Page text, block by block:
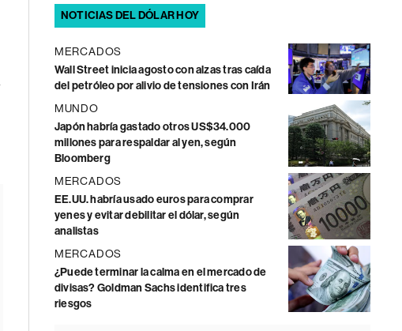
NOTICIAS DEL DÓLAR HOY
MERCADOS
Wall Street inicia agosto con alzas tras caída
del petróleo por alivio de tensiones con Irán
MUNDO
Japón habría gastado otros US$34.000
millones para respaldar al yen, según
Bloomberg
MERCADOS
EE.UU. habría usado euros para comprar
yenes y evitar debilitar el dólar, según
analistas
MERCADOS
¿Puede terminar la calma en el mercado de
divisas? Goldman Sachs identifica tres
riesgos